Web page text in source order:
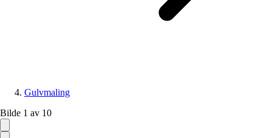
Gulvmaling
Bilde 1 av 10